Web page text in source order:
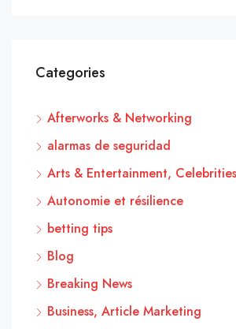
Categories
Afterworks & Networking
alarmas de seguridad
Arts & Entertainment, Celebrities
Autonomie et résilience
betting tips
Blog
Breaking News
Business, Article Marketing